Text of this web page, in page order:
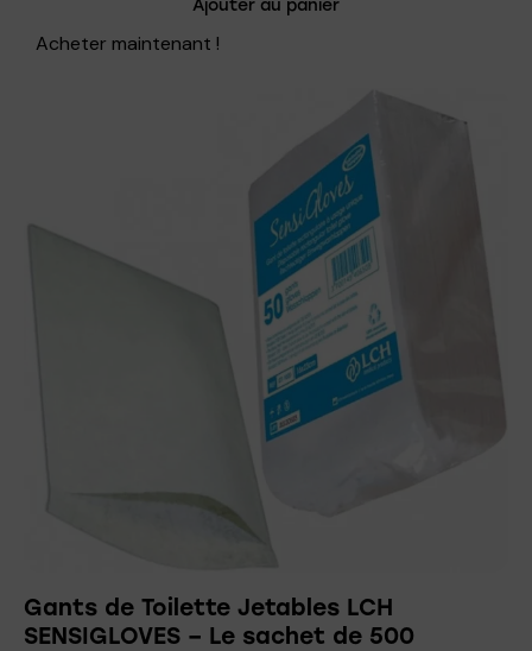
Ajouter au panier
Acheter maintenant !
Gants de Toilette Jetables LCH
SENSIGLOVES – Le sachet de 500